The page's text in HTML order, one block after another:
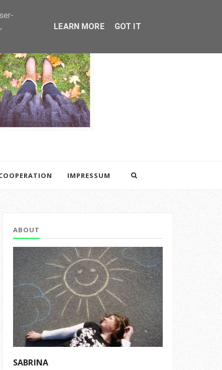
IMPRESSUM
ABOUT
SABRINA
LEARN MORE GOT IT